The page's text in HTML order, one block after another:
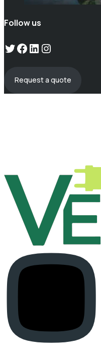
Follow us
Twitter
Facebook
LinkedIn
Instagram
Request a quote